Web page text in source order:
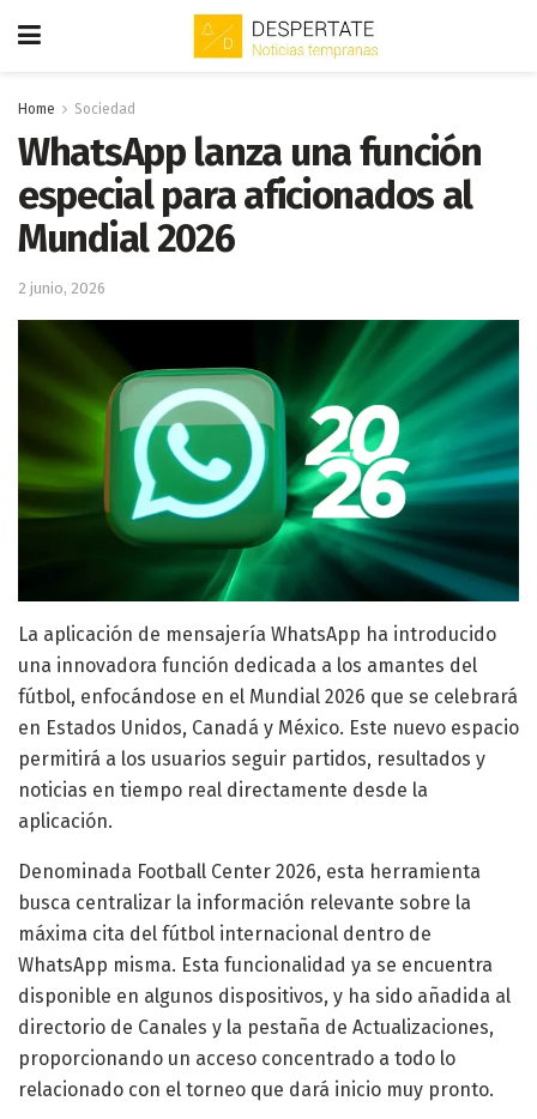
Home Sociedad
WhatsApp lanza una función
especial para aficionados al
Mundial 2026
2 junio, 2026
La aplicación de mensajería WhatsApp ha introducido
una innovadora función dedicada a los amantes del
fútbol, enfocándose en el Mundial 2026 que se celebrará
en Estados Unidos, Canadá y México. Este nuevo espacio
permitirá a los usuarios seguir partidos, resultados y
noticias en tiempo real directamente desde la
aplicación.
Denominada Football Center 2026, esta herramienta
busca centralizar la información relevante sobre la
máxima cita del fútbol internacional dentro de
WhatsApp misma. Esta funcionalidad ya se encuentra
disponible en algunos dispositivos, y ha sido añadida al
directorio de Canales y la pestaña de Actualizaciones,
proporcionando un acceso concentrado a todo lo
relacionado con el torneo que dará inicio muy pronto.